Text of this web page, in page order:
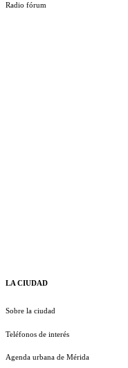
Radio fórum
LA CIUDAD
Sobre la ciudad
Teléfonos de interés
Agenda urbana de Mérida